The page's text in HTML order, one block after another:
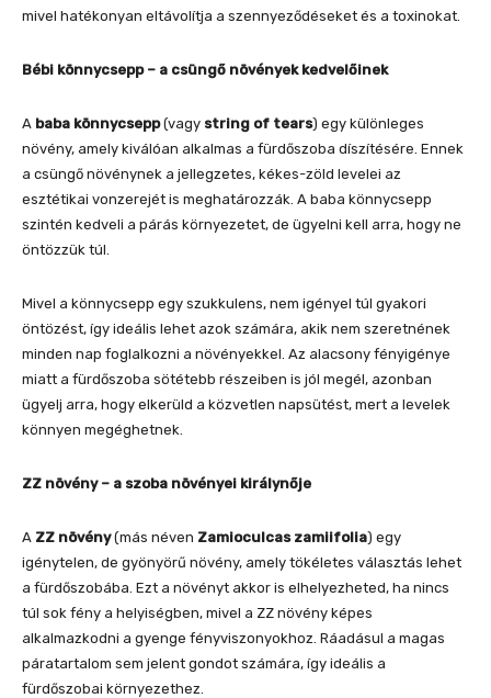
mivel hatékonyan eltávolítja a szennyeződéseket és a toxinokat.
Bébi könnycsepp – a csüngő növények kedvelőinek
A baba könnycsepp(vagy string of tears) egy különleges
növény, amely kiválóan alkalmas a fürdőszoba díszítésére. Ennek
a csüngő növénynek a jellegzetes, kékes-zöld levelei az
esztétikai vonzerejét is meghatározzák. A baba könnycsepp
szintén kedveli a párás környezetet, de ügyelni kell arra, hogy ne
öntözzük túl.
Mivel a könnycsepp egy szukkulens, nem igényel túl gyakori
öntözést, így ideális lehet azok számára, akik nem szeretnének
minden nap foglalkozni a növényekkel. Az alacsony fényigénye
miatt a fürdőszoba sötétebb részeiben is jól megél, azonban
ügyelj arra, hogy elkerüld a közvetlen napsütést, mert a levelek
könnyen megéghetnek.
ZZ növény – a szoba növényei királynője
A ZZ növény(más néven Zamioculcas zamiifolia) egy
igénytelen, de gyönyörű növény, amely tökéletes választás lehet
a fürdőszobába. Ezt a növényt akkor is elhelyezheted, ha nincs
túl sok fény a helyiségben, mivel a ZZ növény képes
alkalmazkodni a gyenge fényviszonyokhoz. Ráadásul a magas
páratartalom sem jelent gondot számára, így ideális a
fürdőszobai környezethez.